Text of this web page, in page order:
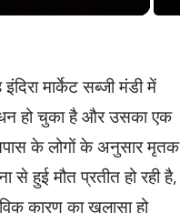
मार्केट सब्जी मंडी में
हो चुका है और उसका एक
के लोगों के अनुसार मृतक
से हुई मौत प्रतीत हो रही है,
कारण का खुलासा हो